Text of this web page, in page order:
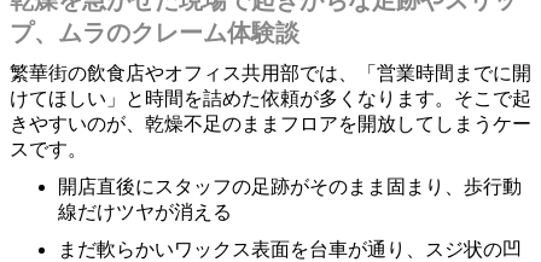
プ、ムラのクレーム体験談
繁華街の飲食店やオフィス共用部では、「営業時間までに開
けてほしい」と時間を詰めた依頼が多くなります。そこで起
きやすいのが、乾燥不足のままフロアを開放してしまうケー
スです。
開店直後にスタッフの足跡がそのまま固まり、歩行動
線だけツヤが消える
まだ軟らかいワックス表面を台車が通り、スジ状の凹